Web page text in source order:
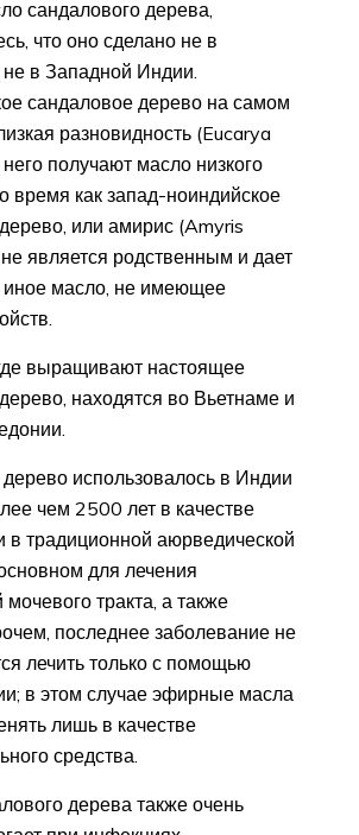
сандалового дерева,
что оно сделано не в
в Западной Индии.
сандаловое дерево на самом
разновидность (Eucarya
получают масло низкого
время как запад-ноиндийское
или амирис (Amyris
является родственным и дает
масло, не имеющее
выращивают настоящее
находятся во Вьетнаме и
использовалось в Индии
чем 2500 лет в качестве
в традиционной аюрведической
для лечения
тракта, а также
последнее заболевание не
лечить только с помощью
в этом случае эфирные масла
лишь в качестве
средства.
дерева также очень